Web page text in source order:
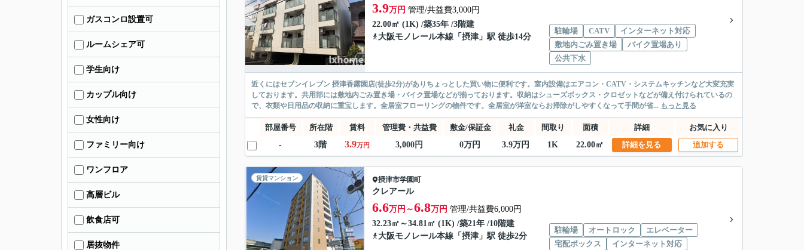
3.9万円 管理/共益費3,000円
22.00㎡ (1K) /築35年 /3階建
大阪モノレール本線 「 摂津 」駅 徒歩14分
駐輪場 CATV
インターネット対応
敷地内ごみ置き場
バイク置場あり
公共下水
近くにはセブンイレブン 摂津香露園店(徒歩2分)がありちょっとした買い物に便利です。室内設備はエアコン・CATV・システムキッチンなど大変充実
しております。共用部には敷地内ごみ置き場・バイク置場などが揃っております。収納はシューズボックス・クロゼットなどが備え付けられているの
で、衣類や日用品の収納に重宝します。全居室フローリングの物件です。全居室が洋室ならお掃除がしやすくなって手間が省... もっと見る
部屋番号 所在階 賃料 管理費・共益費 敷金/保証金 礼金 間取り 面積 詳細
お気に入り
-
3階 3.9万円 3,000円 0万円 3.9万円 1K 22.00㎡ 詳細を見る 追加する
賃貸マンション 摂津市学園町
クレアール
6.6万円～6.8万円 管理/共益費6,000円
32.23㎡～34.81㎡ (1K) /築21年 /10階建
大阪モノレール本線 「 摂津 」駅 徒歩2分
駐輪場 オートロック
エレベーター
宅配ボックス
インターネット対応
ガスコンロ設置可
ルームシェア可
学生向け
カップル向け
女性向け
ファミリー向け
ワンフロア
高層ビル
飲食店可
居抜物件